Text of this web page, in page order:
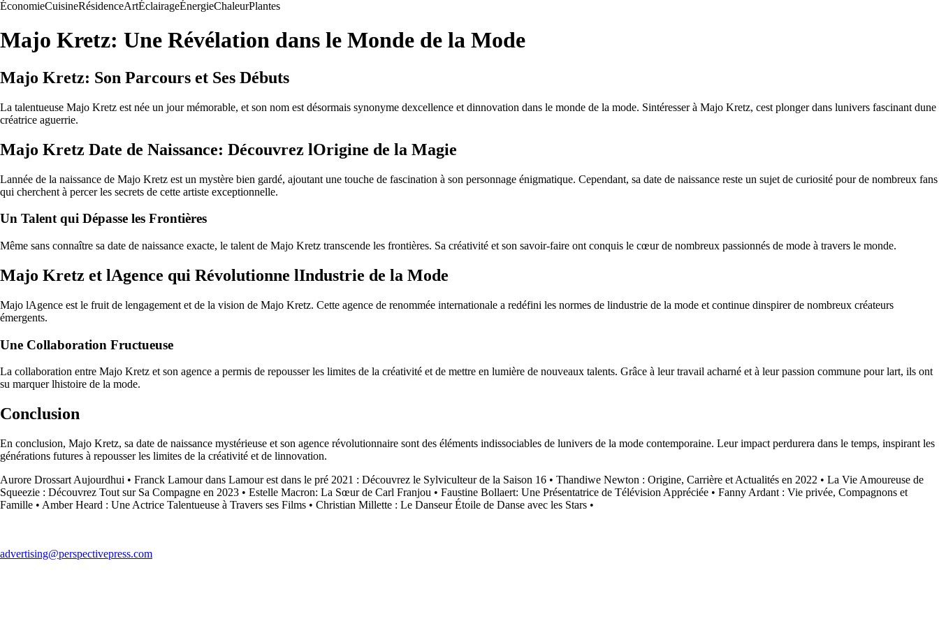
ÉconomieCuisineRésidenceArtÉclairageÉnergieChaleurPlantes
Majo Kretz: Une Révélation dans le Monde de la Mode
Majo Kretz: Son Parcours et Ses Débuts
La talentueuse Majo Kretz est née un jour mémorable, et son nom est désormais synonyme dexcellence et dinnovation dans le monde de la mode. Sintéresser à Majo Kretz, cest plonger dans lunivers fascinant dune
créatrice aguerrie.
Majo Kretz Date de Naissance: Découvrez lOrigine de la Magie
Lannée de la naissance de Majo Kretz est un mystère bien gardé, ajoutant une touche de fascination à son personnage énigmatique. Cependant, sa date de naissance reste un sujet de curiosité pour de nombreux fans
qui cherchent à percer les secrets de cette artiste exceptionnelle.
Un Talent qui Dépasse les Frontières
Même sans connaître sa date de naissance exacte, le talent de Majo Kretz transcende les frontières. Sa créativité et son savoir-faire ont conquis le cœur de nombreux passionnés de mode à travers le monde.
Majo Kretz et lAgence qui Révolutionne lIndustrie de la Mode
Majo lAgence est le fruit de lengagement et de la vision de Majo Kretz. Cette agence de renommée internationale a redéfini les normes de lindustrie de la mode et continue dinspirer de nombreux créateurs
émergents.
Une Collaboration Fructueuse
La collaboration entre Majo Kretz et son agence a permis de repousser les limites de la créativité et de mettre en lumière de nouveaux talents. Grâce à leur travail acharné et à leur passion commune pour lart, ils ont
su marquer lhistoire de la mode.
Conclusion
En conclusion, Majo Kretz, sa date de naissance mystérieuse et son agence révolutionnaire sont des éléments indissociables de lunivers de la mode contemporaine. Leur impact perdurera dans le temps, inspirant les
générations futures à repousser les limites de la créativité et de linnovation.
Aurore Drossart Aujourdhui • Franck Lamour dans Lamour est dans le pré 2021 : Découvrez le Sylviculteur de la Saison 16 • Thandiwe Newton : Origine, Carrière et Actualités en 2022 • La Vie Amoureuse de
Squeezie : Découvrez Tout sur Sa Compagne en 2023 • Estelle Macron: La Sœur de Carl Franjou • Faustine Bollaert: Une Présentatrice de Télévision Appréciée • Fanny Ardant : Vie privée, Compagnons et
Famille • Amber Heard : Une Actrice Talentueuse à Travers ses Films • Christian Millette : Le Danseur Étoile de Danse avec les Stars •
advertising@perspectivepress.com